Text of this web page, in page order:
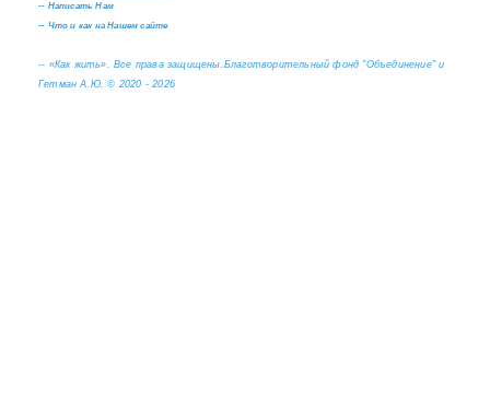
-- Написать Нам
-- Что и как на Нашем сайте
-- «Как жить». Все права защищены.Благотворительный фонд "Объединение" и
Гетман А.Ю. © 2020 - 2026